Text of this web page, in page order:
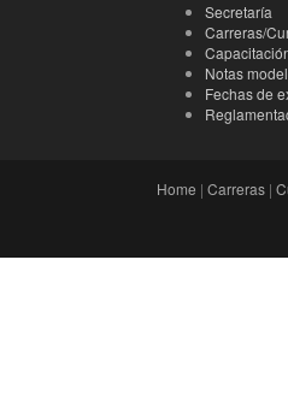
Secretaría
Carreras/
Notas
Fechas de
Home | Carreras |